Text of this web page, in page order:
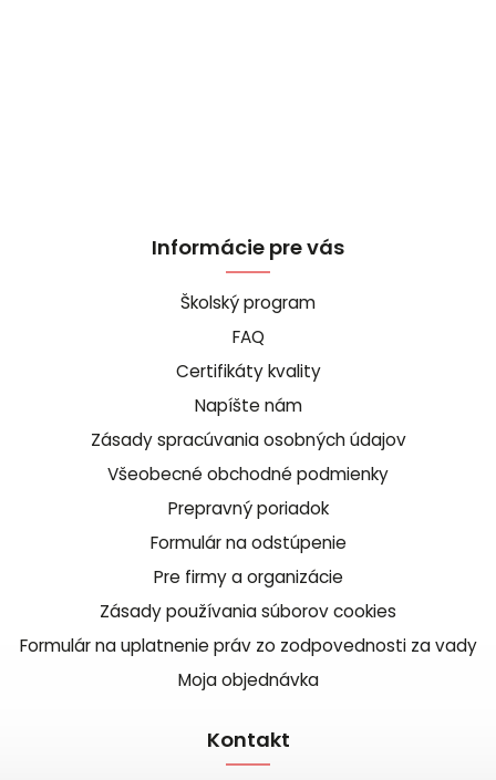
Informácie pre vás
Školský program
FAQ
Certifikáty kvality
Napíšte nám
Zásady spracúvania osobných údajov
Všeobecné obchodné podmienky
Prepravný poriadok
Formulár na odstúpenie
Pre firmy a organizácie
Zásady používania súborov cookies
Formulár na uplatnenie práv zo zodpovednosti za vady
Moja objednávka
Kontakt